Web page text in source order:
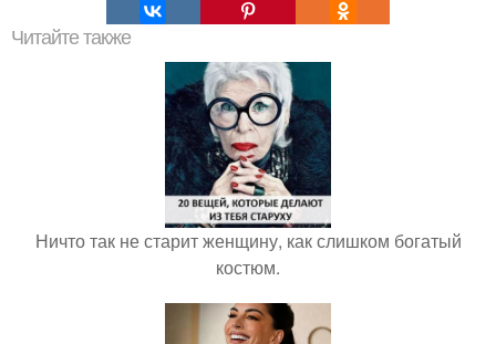
Читайте также
Ничто так не старит женщину, как слишком богатый
костюм.